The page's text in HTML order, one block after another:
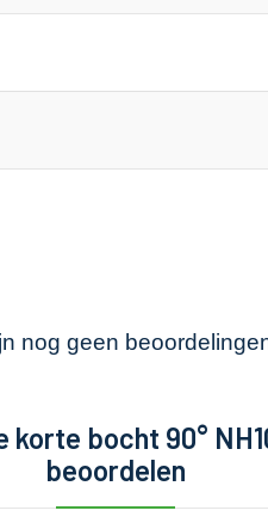
nog geen
bocht 90°
beoordelen